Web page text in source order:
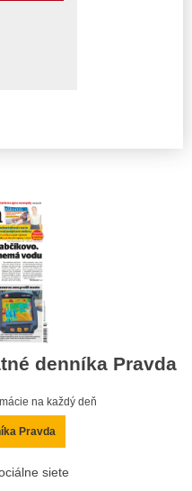
denníka Pravda
na každý deň
Pravda
siete